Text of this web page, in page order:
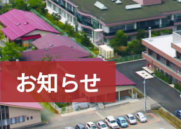
お知らせ